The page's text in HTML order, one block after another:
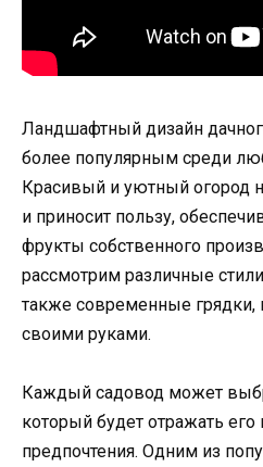
Ландшафтный дизайн
более популярным среди
Красивый и уютный огород
и приносит пользу,
фрукты собственного
рассмотрим различные
также современные
своими руками.
Каждый садовод может
который будет отражать
предпочтения. Одним из